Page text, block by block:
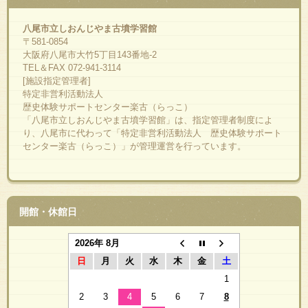
八尾市立しおんじやま古墳学習館
〒581-0854
大阪府八尾市大竹5丁目143番地-2
TEL＆FAX 072-941-3114
[施設指定管理者]
特定非営利活動法人
歴史体験サポートセンター楽古（らっこ）
「八尾市立しおんじやま古墳学習館」は、指定管理者制度によ
り、八尾市に代わって「特定非営利活動法人 歴史体験サポート
センター楽古（らっこ）」が管理運営を行っています。
開館・休館日
2026年 8月
日
月 火 水 木 金
土
1
2
3 4 5 6 7
8